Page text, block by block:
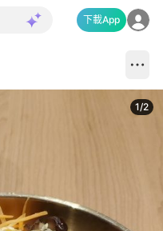
下載App
1/2